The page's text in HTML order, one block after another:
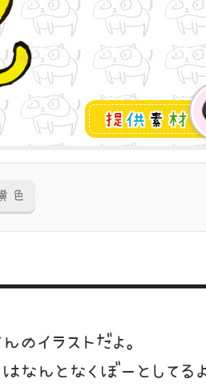
提供素材
黄色
のイラストだよ。
なんとなくぼーとしてる